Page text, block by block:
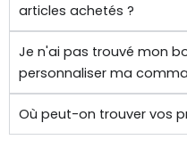
articles achetés ?
Je n'ai pas trouvé mon
personnaliser ma
Où peut-on trouver vos